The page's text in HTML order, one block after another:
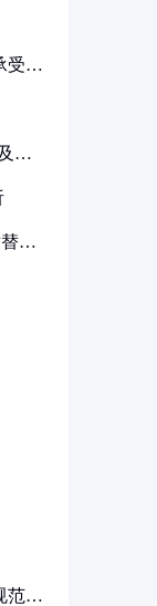
受多
其
代
范详